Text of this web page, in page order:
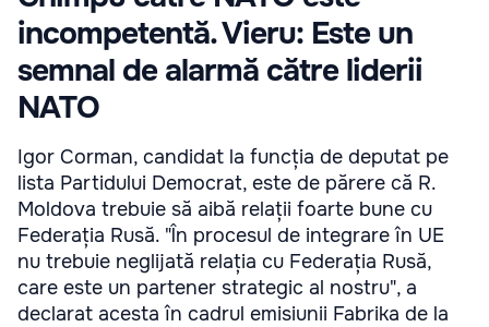
incompetentă. Vieru: Este un
semnal de alarmă către liderii
NATO
Igor Corman, candidat la funcția de deputat pe
lista Partidului Democrat, este de părere că R.
Moldova trebuie să aibă relații foarte bune cu
Federația Rusă. "În procesul de integrare în UE
nu trebuie neglijată relația cu Federația Rusă,
care este un partener strategic al nostru", a
declarat acesta în cadrul emisiunii Fabrika de la